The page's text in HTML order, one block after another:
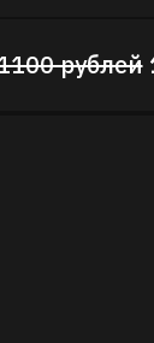
рублей